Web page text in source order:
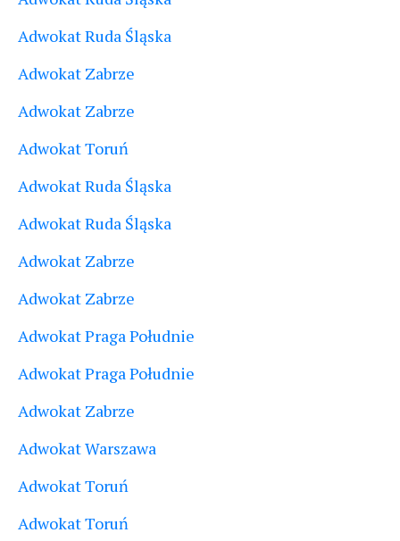
Adwokat Ruda Śląska
Adwokat Zabrze
Adwokat Zabrze
Adwokat Toruń
Adwokat Ruda Śląska
Adwokat Ruda Śląska
Adwokat Zabrze
Adwokat Zabrze
Adwokat Praga Południe
Adwokat Praga Południe
Adwokat Zabrze
Adwokat Warszawa
Adwokat Toruń
Adwokat Toruń